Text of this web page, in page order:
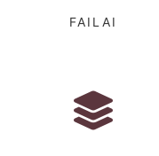
FAILAI